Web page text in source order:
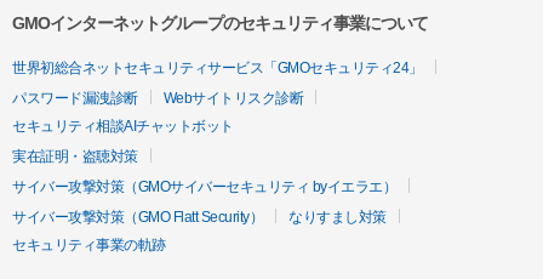
GMOインターネットグループのセキュリティ事業について
世界初総合ネットセキュリティサービス「GMOセキュリティ24」
パスワード漏洩診断
Webサイトリスク診断
セキュリティ相談AIチャットボット
実在証明・盗聴対策
サイバー攻撃対策（GMOサイバーセキュリティ byイエラエ）
サイバー攻撃対策（GMO Flatt Security）
なりすまし対策
セキュリティ事業の軌跡